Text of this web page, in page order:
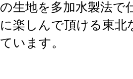
の生地を多加水製法で
に楽しんで頂ける東
ています。